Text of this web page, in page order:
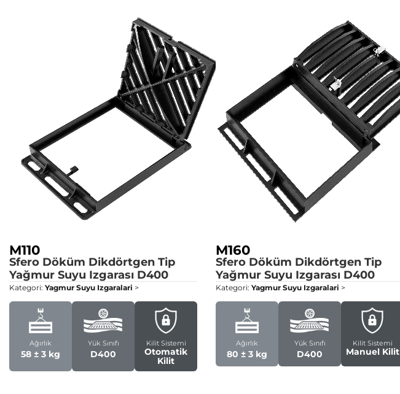
M110
Sfero Döküm Dikdörtgen Tip
Yağmur Suyu Izgarası D400
Kategori: Yagmur Suyu Izgaralari >
Ağırlık
58 ± 3 kg
Yük Sınıfı
D400
Kilit Sistemi
Otomatik
Kilit
M160
Sfero Döküm Dikdörtgen Tip
Yağmur Suyu Izgarası D400
Kategori: Yagmur Suyu Izgaralari >
Ağırlık
80 ± 3 kg
Yük Sınıfı
D400
Kilit Sistemi
Manuel Kilit